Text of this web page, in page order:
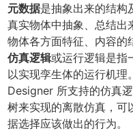
元数据是抽象出来的结构
真实物体中抽象、总结出
物体各方面特征、内容的
仿真逻辑或运行逻辑是指
以实现孪生体的运行机理
Designer 所支持的仿真
树来实现的离散仿真，可
据选择应该做出的行为。